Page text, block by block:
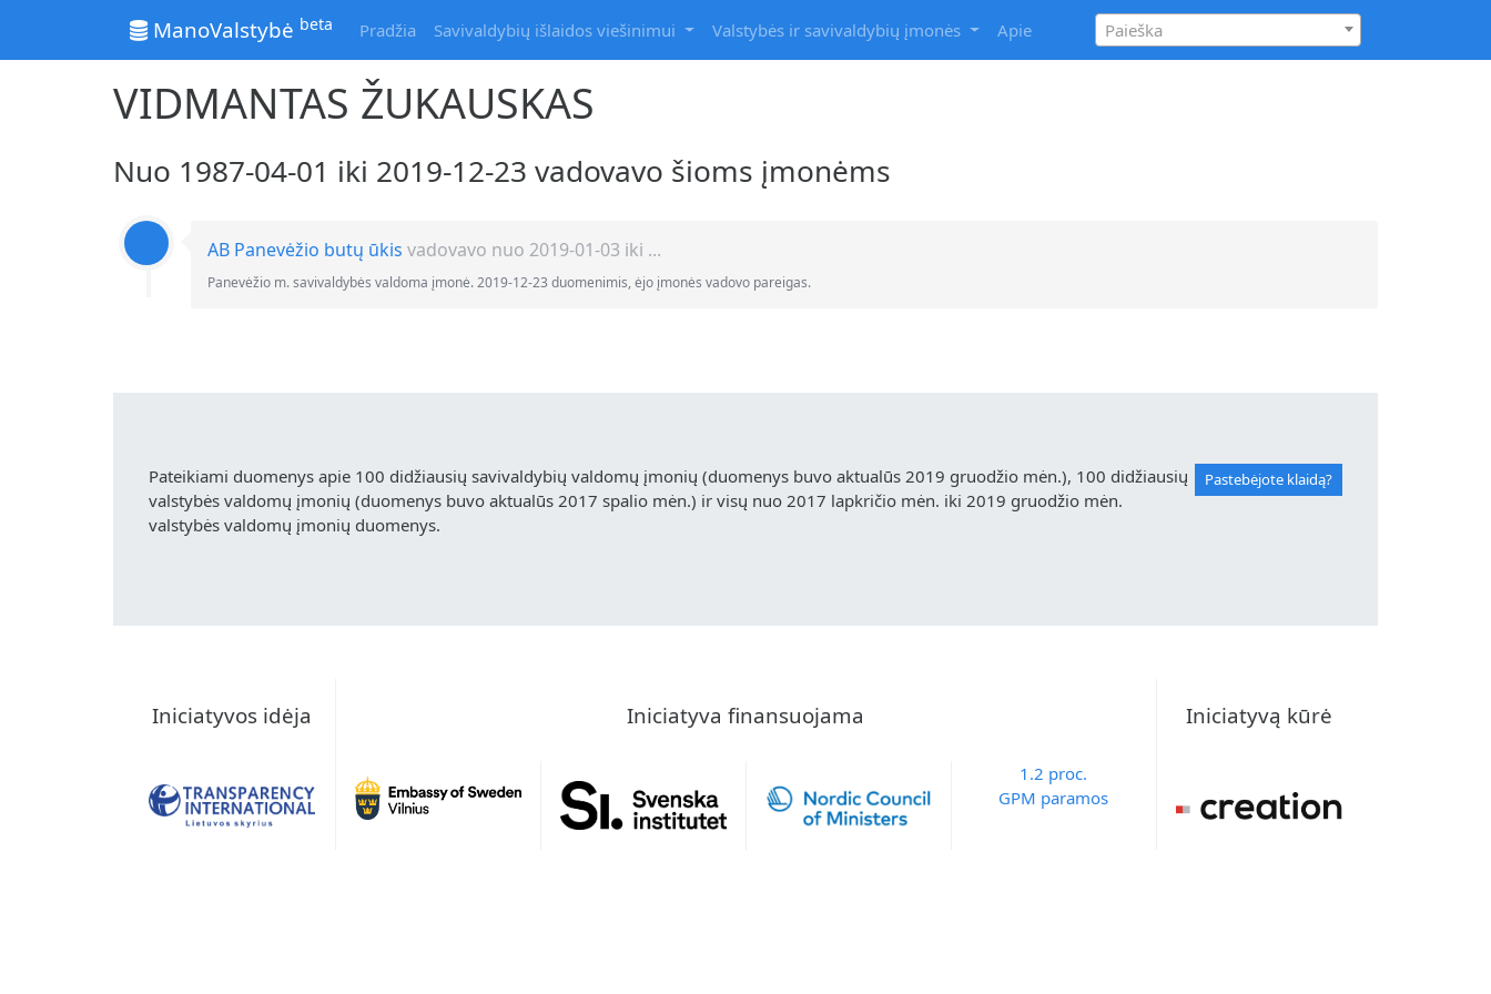
ManoValstybė beta Pradžia Savivaldybių išlaidos viešinimui Valstybės ir savivaldybių įmonės Apie Paieška
VIDMANTAS ŽUKAUSKAS
Nuo 1987-04-01 iki 2019-12-23 vadovavo šioms įmonėms
AB Panevėžio butų ūkis vadovavo nuo 2019-01-03 iki ...
Panevėžio m. savivaldybės valdoma įmonė. 2019-12-23 duomenimis, ėjo įmonės vadovo pareigas.
Pastebėjote klaidą?
Pateikiami duomenys apie 100 didžiausių savivaldybių valdomų įmonių (duomenys buvo aktualūs 2019 gruodžio mėn.), 100 didžiausių
valstybės valdomų įmonių (duomenys buvo aktualūs 2017 spalio mėn.) ir visų nuo 2017 lapkričio mėn. iki 2019 gruodžio mėn.
valstybės valdomų įmonių duomenys.
Iniciatyvos idėja Iniciatyva finansuojama
1.2 proc.
GPM paramos
Iniciatyvą kūrė